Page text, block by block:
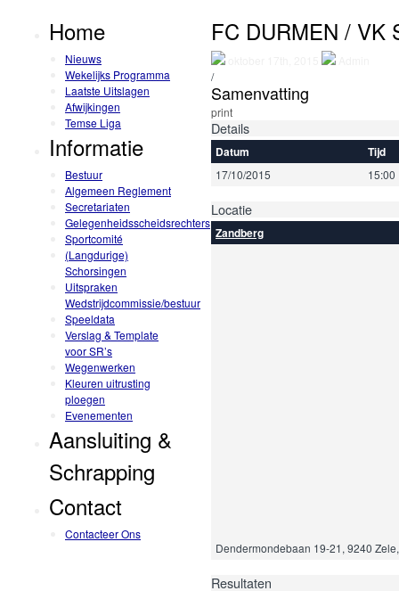
Home
Nieuws
Wekelijks Programma
Laatste Uitslagen
Afwijkingen
Temse Liga
Informatie
Bestuur
Algemeen Reglement
Secretariaten
Gelegenheidsscheidsrechters
Sportcomité
(Langdurige)
Schorsingen
Uitspraken
Wedstrijdcommissie/bestuur
Speeldata
Verslag & Template
voor SR’s
Wegenwerken
Kleuren uitrusting
ploegen
Evenementen
Aansluiting &
Schrapping
Contact
Contacteer Ons
FC DURMEN / VK
/
Samenvatting
print
Details
Datum Tijd
17/10/2015 15:00
Locatie
Zandberg
Dendermondebaan 19-21, 9240
Resultaten